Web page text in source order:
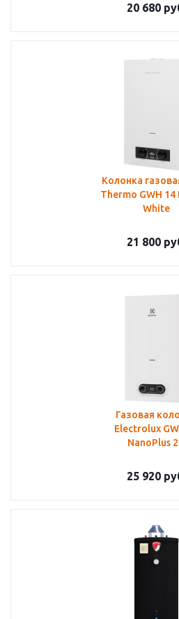
20 680
Колонка
Thermo GWH
White
21 800
Газовая
Electrolux
NanoPlus
25 920